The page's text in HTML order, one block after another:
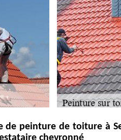
de peinture de toiture à
chevronné